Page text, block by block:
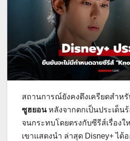
สถานการณ์ยังคงตึงเครียดสำห
ซูฮยอนหลังจากตกเป็นประเด็น
จนกระทบโดยตรงกับซีรีส์เรื่องใ
เขาแสดงนำ ล่าสุด Disney+ ได้